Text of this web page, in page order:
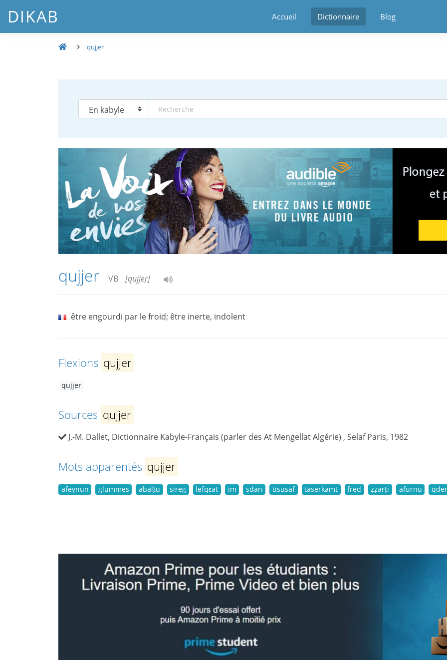
DIKAB Accueil Dictionnaire Blog
qujjer
qujjer VB [qujjeṛ]
être engourdi par le froid; être inerte, indolent
Flexions qujjer
qujjer
Sources qujjer
J.-M. Dallet, Dictionnaire Kabyle-Français (parler des At Mengellat Algérie) , Selaf Paris, 1982
Mots apparentés qujjer
afeɣnun glummes abalṭu sireg lefqɛat im sdari tisusaf taserkamt fred ẓẓarṭi afurnu